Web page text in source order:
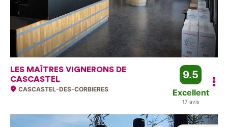
LES MAÎTRES VIGNERONS DE
CASCASTEL
CASCASTEL-DES-CORBIERES
9.5
Excellent
17 avis